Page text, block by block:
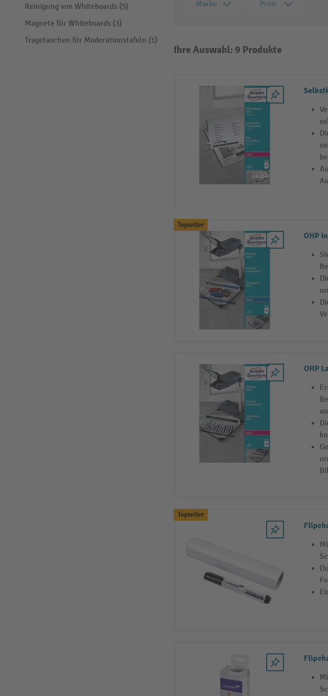
Reinigung von Whiteboards (5)
Magnete für Whiteboards (3)
Tragetaschen für Moderationstafeln (1)
Marke Preis
Ihre Auswahl: 9 Produkte
Topseller
OHP
OHP
Topseller